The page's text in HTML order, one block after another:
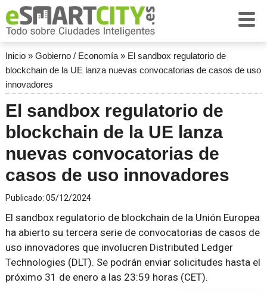
Inicio» Gobierno / Economía» El sandbox regulatorio de
blockchain de la UE lanza nuevas convocatorias de casos de uso
innovadores
El sandbox regulatorio de
blockchain de la UE lanza
nuevas convocatorias de
casos de uso innovadores
Publicado: 05/12/2024
El sandbox regulatorio de blockchain de la Unión Europea
ha abierto su tercera serie de convocatorias de casos de
uso innovadores que involucren Distributed Ledger
Technologies (DLT). Se podrán enviar solicitudes hasta el
próximo 31 de enero a las 23:59 horas (CET).